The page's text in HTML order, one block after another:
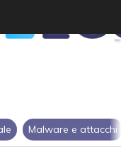
Malware e attacchi